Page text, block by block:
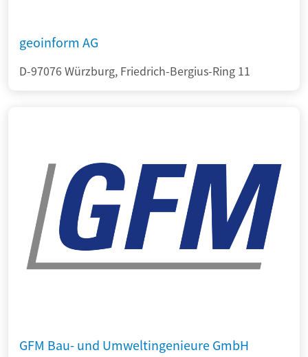
geoinform AG
D-97076 Würzburg, Friedrich-Bergius-Ring 11
GFM Bau- und Umweltingenieure GmbH